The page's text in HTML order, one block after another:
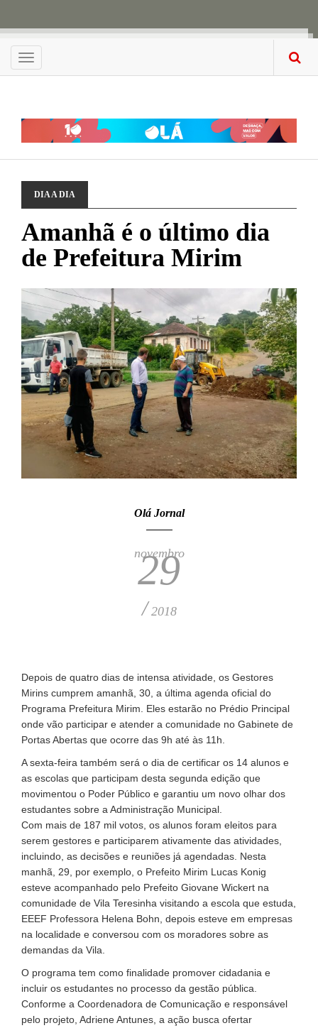
Menu
DIA A DIA
Amanhã é o último dia
de Prefeitura Mirim
Olá Jornal
novembro
29
/2018
Depois de quatro dias de intensa atividade, os Gestores
Mirins cumprem amanhã, 30, a última agenda oficial do
Programa Prefeitura Mirim. Eles estarão no Prédio Principal
onde vão participar e atender a comunidade no Gabinete de
Portas Abertas que ocorre das 9h até às 11h.
A sexta-feira também será o dia de certificar os 14 alunos e
as escolas que participam desta segunda edição que
movimentou o Poder Público e garantiu um novo olhar dos
estudantes sobre a Administração Municipal.
Com mais de 187 mil votos, os alunos foram eleitos para
serem gestores e participarem ativamente das atividades,
incluindo, as decisões e reuniões já agendadas. Nesta
manhã, 29, por exemplo, o Prefeito Mirim Lucas Konig
esteve acompanhado pelo Prefeito Giovane Wickert na
comunidade de Vila Teresinha visitando a escola que estuda,
EEEF Professora Helena Bohn, depois esteve em empresas
na localidade e conversou com os moradores sobre as
demandas da Vila.
O programa tem como finalidade promover cidadania e
incluir os estudantes no processo da gestão pública.
Conforme a Coordenadora de Comunicação e responsável
pelo projeto, Adriene Antunes, a ação busca ofertar